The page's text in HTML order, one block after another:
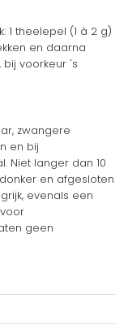
1 theelepel (1 à 2 g)
en daarna
bij voorkeur 's
zwangere
en bij
Niet langer dan 10
en afgesloten
evenals een
geen